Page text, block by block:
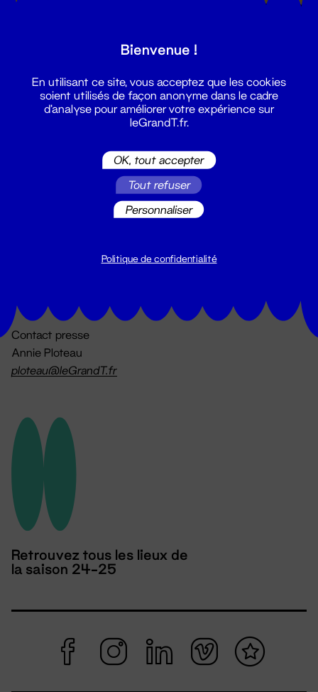
billetterie@leGrandT.fr
Du lundi au vendredi 14h → 18h
Contact presse
Annie Ploteau
ploteau@leGrandT.fr
Retrouvez tous les lieux de
la saison 24-25
Bienvenue !
En utilisant ce site, vous acceptez que les cookies
soient utilisés de façon anonyme dans le cadre
d'analyse pour améliorer votre expérience sur
leGrandT.fr.
OK, tout accepter
Tout refuser
Personnaliser
Politique de confidentialité